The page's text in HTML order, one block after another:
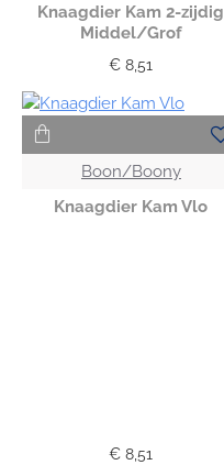
Knaagdier Kam 2-zijdig
Middel/Grof
€ 8,51
Boon/Boony
Knaagdier Kam Vlo
€ 8,51